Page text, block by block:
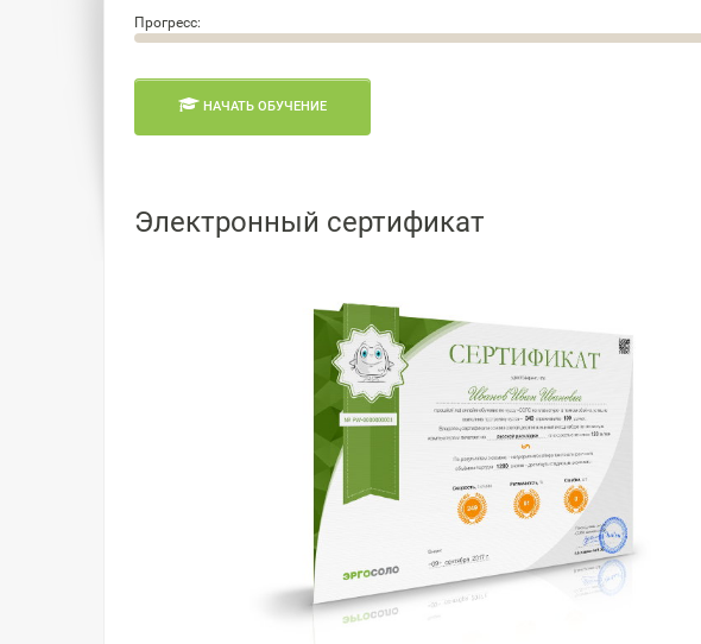
Прогресс:
0.0%
НАЧАТЬ ОБУЧЕНИЕ
Электронный сертификат